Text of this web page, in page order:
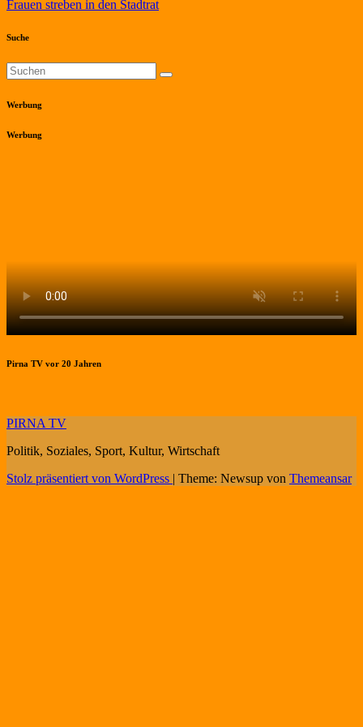
Frauen streben in den Stadtrat
Suche
Werbung
Werbung
Pirna TV vor 20 Jahren
PIRNA TV
Politik, Soziales, Sport, Kultur, Wirtschaft
Stolz präsentiert von WordPress | Theme: Newsup von Themeansar